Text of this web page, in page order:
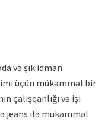
və şık idman
üçün mükəmməl bir
çalışqanlığı və işi
jeans ilə mükəmməl